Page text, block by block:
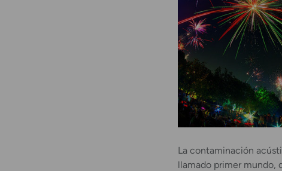
La contaminación
llamado primer mundo,